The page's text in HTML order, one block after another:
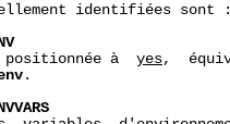
identifiées sont
positionnée à
yes,
.